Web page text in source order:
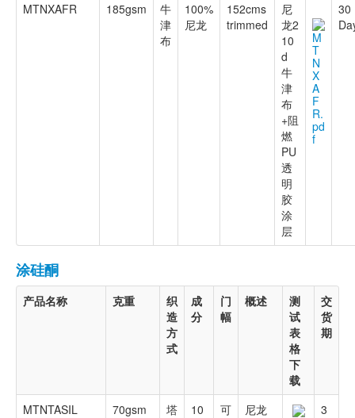
MTNXAFR 185gsm
牛
津
布
100%
尼龙
152cms
trimmed
尼
龙2
10
d
牛
津
布
+阻
燃
PU
透
明
胶
涂
层
M
T
N
X
A
F
R.
pd
f
30
涂硅酮
产品名称 克重
织
造
方
式
成
分
门
幅
概述
测
试
表
格
下
载
交
货
期
MTNTASIL 70gsm
塔
10
可
尼龙
3